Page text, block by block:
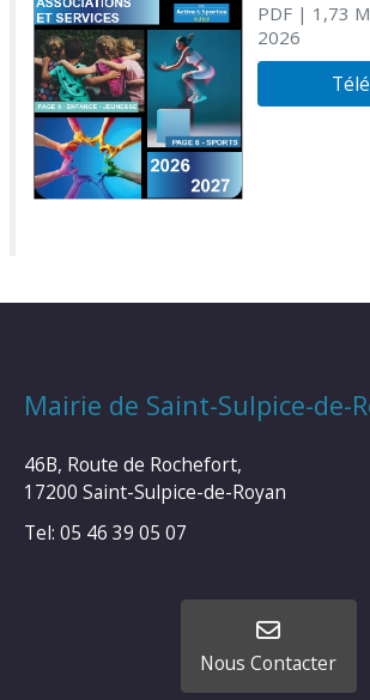
PDF| 1,73
2026
Mairie de Saint-Sulpice-de-
46B, Route de Rochefort,
17200 Saint-Sulpice-de-Royan
Tel: 05 46 39 05 07
Nous Contacter